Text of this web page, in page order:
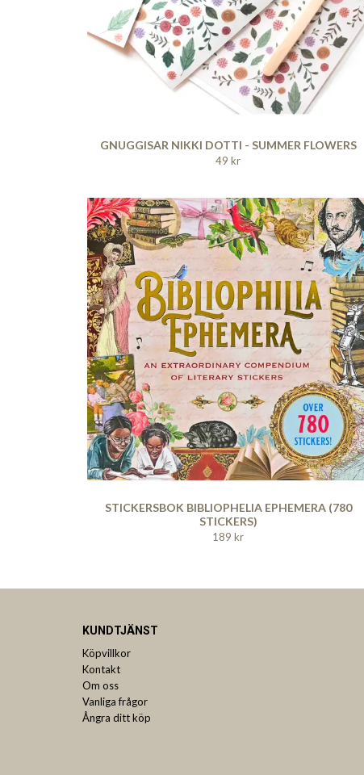
GNUGGISAR NIKKI DOTTI - SUMMER FLOWERS
49 kr
STICKERSBOK BIBLIOPHELIA EPHEMERA (780
STICKERS)
189 kr
KUNDTJÄNST
Köpvillkor
Kontakt
Om oss
Vanliga frågor
Ångra ditt köp